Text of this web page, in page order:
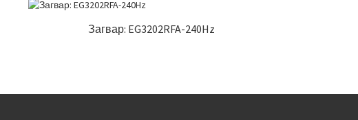
Загвар: EG3202RFA-240Hz